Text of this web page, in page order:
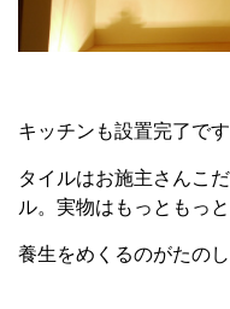
キッチンも設置完了です
タイルはお施主さんこ
ル。実物はもっともっ
養生をめくるのがたのし